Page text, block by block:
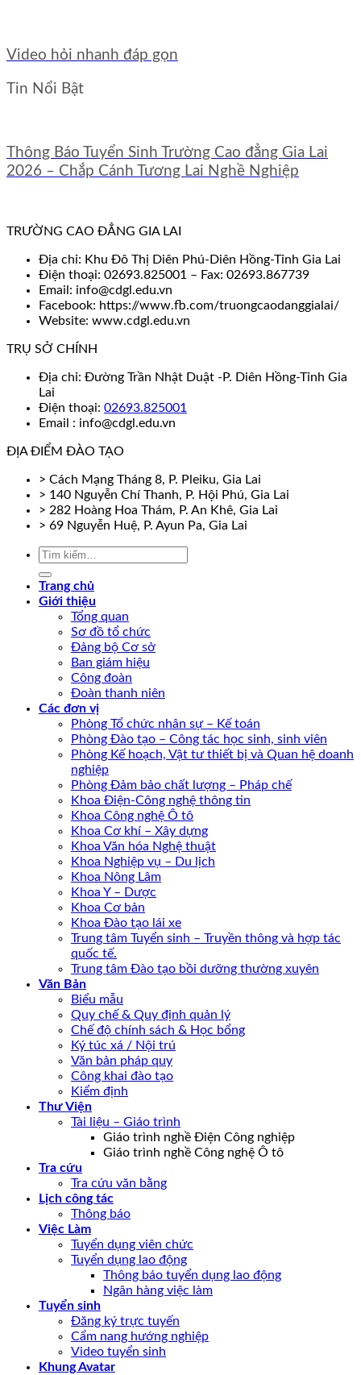
Video hỏi nhanh đáp gọn
Tin Nổi Bật
Thông Báo Tuyển Sinh Trường Cao đẳng Gia Lai
2026 – Chắp Cánh Tương Lai Nghề Nghiệp
TRƯỜNG CAO ĐẲNG GIA LAI
Địa chỉ: Khu Đô Thị Diên Phú-Diên Hồng-Tỉnh Gia Lai
Điện thoại: 02693.825001 – Fax: 02693.867739
Email: info@cdgl.edu.vn
Facebook: https://www.fb.com/truongcaodanggialai/
Website: www.cdgl.edu.vn
TRỤ SỞ CHÍNH
Địa chỉ: Đường Trần Nhật Duật -P. Diên Hồng-Tỉnh Gia
Lai
Điện thoại: 02693.825001
Email : info@cdgl.edu.vn
ĐỊA ĐIỂM ĐÀO TẠO
> Cách Mạng Tháng 8, P. Pleiku, Gia Lai
> 140 Nguyễn Chí Thanh, P. Hội Phú, Gia Lai
> 282 Hoàng Hoa Thám, P. An Khê, Gia Lai
> 69 Nguyễn Huệ, P. Ayun Pa, Gia Lai
Trang chủ
Giới thiệu
Tổng quan
Sơ đồ tổ chức
Đảng bộ Cơ sở
Ban giám hiệu
Công đoàn
Đoàn thanh niên
Các đơn vị
Phòng Tổ chức nhân sự – Kế toán
Phòng Đào tạo – Công tác học sinh, sinh viên
Phòng Kế hoạch, Vật tư thiết bị và Quan hệ doanh
nghiệp
Phòng Đảm bảo chất lượng – Pháp chế
Khoa Điện-Công nghệ thông tin
Khoa Công nghệ Ô tô
Khoa Cơ khí – Xây dựng
Khoa Văn hóa Nghệ thuật
Khoa Nghiệp vụ – Du lịch
Khoa Nông Lâm
Khoa Y – Dược
Khoa Cơ bản
Khoa Đào tạo lái xe
Trung tâm Tuyển sinh – Truyền thông và hợp tác
quốc tế.
Trung tâm Đào tạo bồi dưỡng thường xuyên
Văn Bản
Biểu mẫu
Quy chế & Quy định quản lý
Chế độ chính sách & Học bổng
Ký túc xá / Nội trú
Văn bản pháp quy
Công khai đào tạo
Kiểm định
Thư Viện
Tài liệu – Giáo trình
Giáo trình nghề Điện Công nghiệp
Giáo trình nghề Công nghệ Ô tô
Tra cứu
Tra cứu văn bằng
Lịch công tác
Thông báo
Việc Làm
Tuyển dụng viên chức
Tuyển dụng lao động
Thông báo tuyển dụng lao động
Ngân hàng việc làm
Tuyển sinh
Đăng ký trực tuyến
Cẩm nang hướng nghiệp
Video tuyển sinh
Khung Avatar